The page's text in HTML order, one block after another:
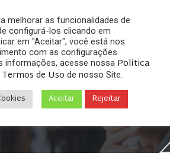
"Cookies de terceiros"
melhorar as funcionalidades de
configurá-los clicando em
em "Aceitar", você está nos
com as configurações
informações, acesse nossa Política
Termos de Uso de nosso Site.
Aceitar Rejeitar